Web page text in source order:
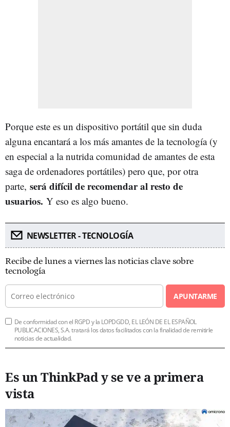
Porque este es un dispositivo portátil que sin duda
alguna encantará a los más amantes de la tecnología (y
en especial a la nutrida comunidad de amantes de esta
saga de ordenadores portátiles) pero que, por otra
parte, será difícil de recomendar al resto de
usuarios. Y eso es algo bueno.
NEWSLETTER - TECNOLOGÍA
Recibe de lunes a viernes las noticias clave sobre
tecnología
APUNTARME
De conformidad con el RGPD y la LOPDGDD, EL LEÓN DE EL ESPAÑOL
PUBLICACIONES, S.A. tratará los datos facilitados con la finalidad de remitirle
noticias de actualidad.
Es un ThinkPad y se ve a primera
vista